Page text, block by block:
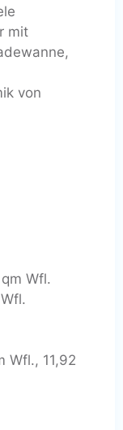
mit
von
Wfl.
Wfl., 11,92